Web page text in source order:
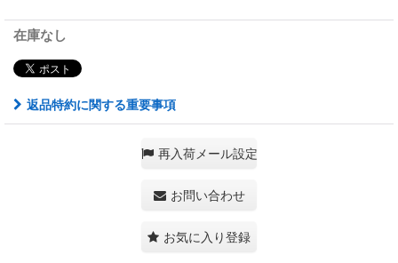
在庫なし
返品特約に関する重要事項
再入荷メール設定
お問い合わせ
お気に入り登録